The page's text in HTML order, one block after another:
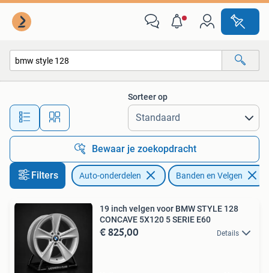
Alle afstanden…
Sorteer op
Bewaar je zoekopdracht
Filters Auto-onderdelen Banden en Velgen
19 inch velgen voor BMW STYLE 128
CONCAVE 5X120 5 SERIE E60
€ 825,00 Details